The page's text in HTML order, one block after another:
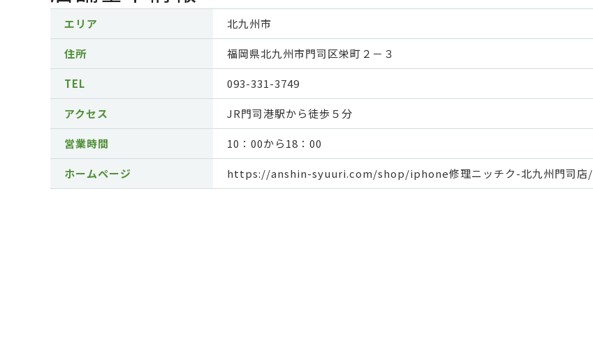
エリア 北九州市
住所 福岡県北九州市門司区栄町２－３
TEL 093-331-3749
アクセス JR門司港駅から徒歩５分
営業時間 10：00から18：00
ホームページ https://anshin-syuuri.com/shop/iphone修理ニッチク-北九州門司店/